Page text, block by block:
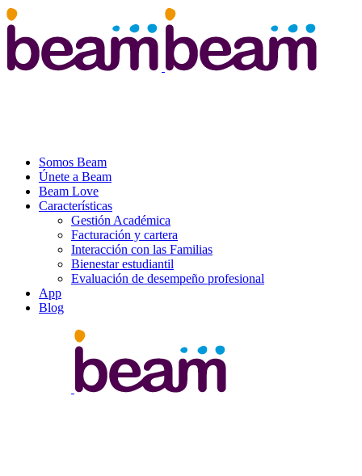
Somos Beam
Únete a Beam
Beam Love
Características
Gestión Académica
Facturación y cartera
Interacción con las Familias
Bienestar estudiantil
Evaluación de desempeño profesional
App
Blog